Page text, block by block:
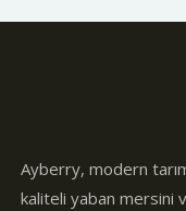
Ayberry, modern
kaliteli yaban mersini